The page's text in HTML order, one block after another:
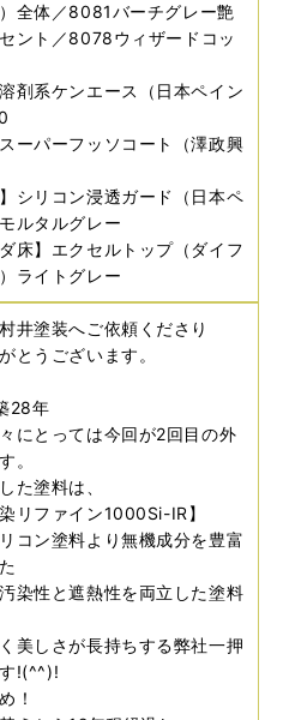
全体／8081バーチグレー艶
ント／8078ウィザードコッ
溶剤系ケンエース（日本ペイン
スーパーフッソコート（澤政興
】シリコン浸透ガード（日本ペ
ルタルグレー
ダ床】エクセルトップ（ダイフ
ライトグレー
井塗装へご依頼くださり
とうございます。
28年
にとっては今回が2回目の外
。
た塗料は、
染リファイン1000Si-IR】
コン塗料より無機成分を豊富
染性と遮熱性を両立した塗料
美しさが長持ちする弊社一押
!(^^)!
！